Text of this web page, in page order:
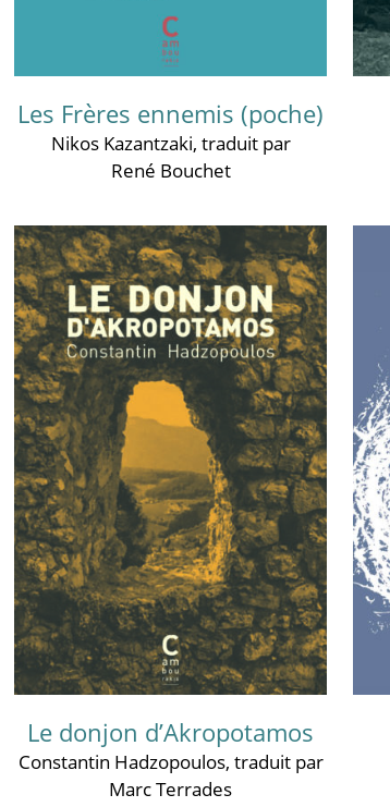
Les Frères ennemis (poche)
Nikos Kazantzaki, traduit par
René Bouchet
Le donjon d’Akropotamos
Constantin Hadzopoulos, traduit par
Marc Terrades